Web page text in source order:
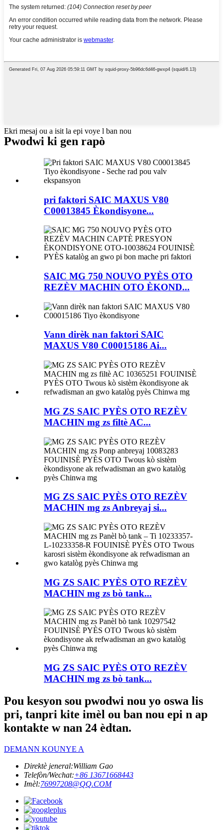
Ekri mesaj ou a isit la epi voye l ban nou
Pwodwi ki gen rapò
pri faktori SAIC MAXUS V80
C00013845 Èkondisyone...
SAIC MG 750 NOUVO PYÈS OTO
REZÈV MACHIN OTO ÈKOND...
Vann dirèk nan faktori SAIC
MAXUS V80 C00015186 Ai...
MG ZS SAIC PYÈS OTO REZÈV
MACHIN mg zs filtè AC...
MG ZS SAIC PYÈS OTO REZÈV
MACHIN mg zs Anbreyaj si...
MG ZS SAIC PYÈS OTO REZÈV
MACHIN mg zs bò tank...
MG ZS SAIC PYÈS OTO REZÈV
MACHIN mg zs bò tank...
Pou kesyon sou pwodwi nou yo oswa lis
pri, tanpri kite imèl ou ban nou epi n ap
kontakte w nan 24 èdtan.
DEMANN KOUNYE A
Direktè jeneral:William Gao
Telefòn/Wechat:+86 13671668443
Imèl:76997208@QQ.COM